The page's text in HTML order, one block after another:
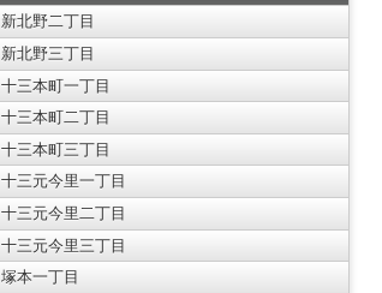
新北野二丁目
新北野三丁目
十三本町一丁目
十三本町二丁目
十三本町三丁目
十三元今里一丁目
十三元今里二丁目
十三元今里三丁目
塚本一丁目